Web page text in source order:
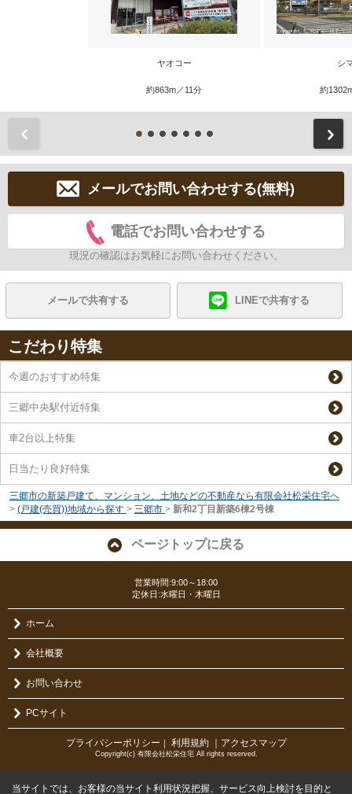
ヤオコー
約863m／11分
シ
約
メールでお問い合わせする(無料)
電話でお問い合わせする
現況の確認はお気軽にお問い合わせください。
メールで共有する LINEで共有する
こだわり特集
今週のおすすめ特集
三郷中央駅付近特集
車2台以上特集
日当たり良好特集
三郷市の新築戸建て、マンション、土地などの不動産なら有限会社松栄住宅へ
> (戸建(売買))地域から探す > 三郷市 > 新和2丁目新築6棟2号棟
ページトップに戻る
営業時間:9:00～18:00
定休日:水曜日・木曜日
ホーム
会社概要
お問い合わせ
PCサイト
プライバシーポリシー 利用規約 ｜アクセスマップ
Copyright(c) 有限会社松栄住宅 All rights reserved.
当サイトでは、お客様の当サイト利用状況把握、サービス向上検討を目的と